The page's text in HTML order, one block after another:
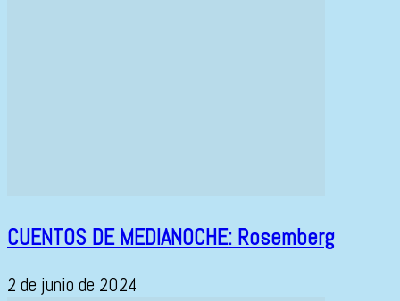
CUENTOS DE MEDIANOCHE: Rosemberg
2 de junio de 2024